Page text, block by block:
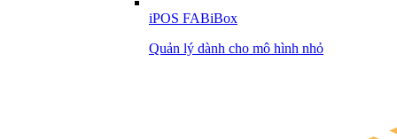
iPOS FABiBox
Quản lý dành cho mô hình nhỏ